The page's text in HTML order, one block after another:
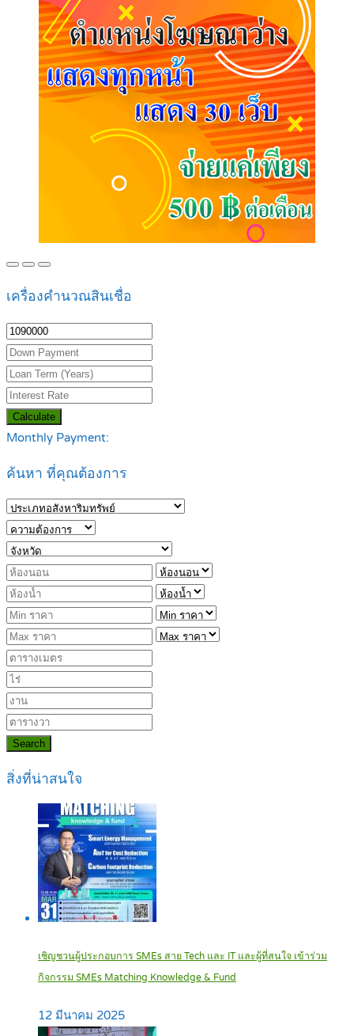
เครื่องคำนวณสินเชื่อ
Calculate
Monthly Payment:
ค้นหา ที่คุณต้องการ
Search
สิ่งที่น่าสนใจ
เชิญชวนผู้ประกอบการ SMEs สาย Tech และ IT และผู้ที่สนใจ เข้าร่วม
กิจกรรม SMEs Matching Knowledge & Fund
12 มีนาคม 2025